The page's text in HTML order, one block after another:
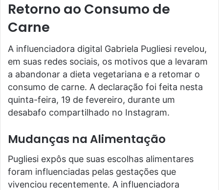
Retorno ao Consumo de
Carne
A influenciadora digital Gabriela Pugliesi revelou,
em suas redes sociais, os motivos que a levaram
a abandonar a dieta vegetariana e a retomar o
consumo de carne. A declaração foi feita nesta
quinta-feira, 19 de fevereiro, durante um
desabafo compartilhado no Instagram.
Mudanças na Alimentação
Pugliesi expôs que suas escolhas alimentares
foram influenciadas pelas gestações que
vivenciou recentemente. A influenciadora